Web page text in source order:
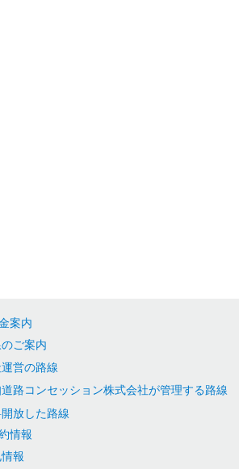
案内
ご案内
営の路線
路コンセッション株式会社が管理する路線
放した路線
情報
報